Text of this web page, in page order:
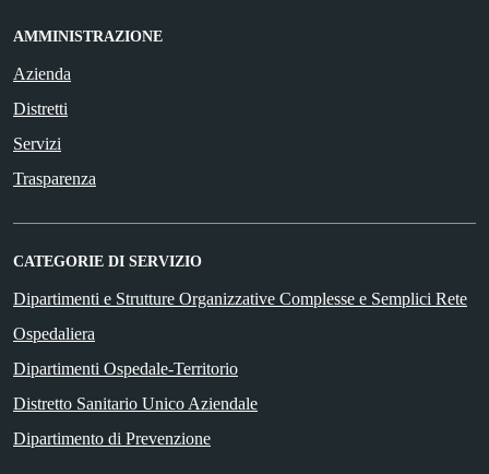
AMMINISTRAZIONE
Azienda
Distretti
Servizi
Trasparenza
CATEGORIE DI SERVIZIO
Dipartimenti e Strutture Organizzative Complesse e Semplici Rete
Ospedaliera
Dipartimenti Ospedale-Territorio
Distretto Sanitario Unico Aziendale
Dipartimento di Prevenzione